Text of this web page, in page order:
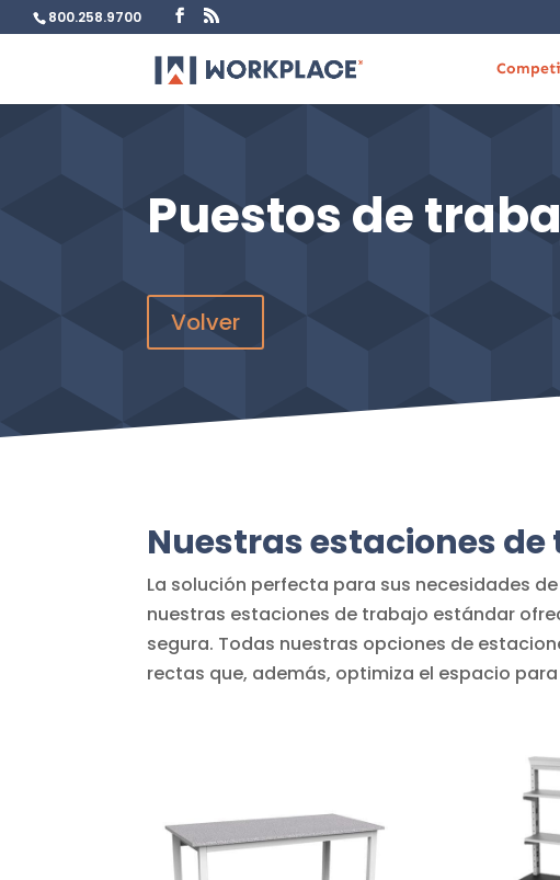
800.258.9700
Puestos de
Volver
Nuestras estaciones
La solución perfecta para sus necesidades
nuestras estaciones de trabajo estándar
segura. Todas nuestras opciones de
rectas que, además, optimiza el espacio